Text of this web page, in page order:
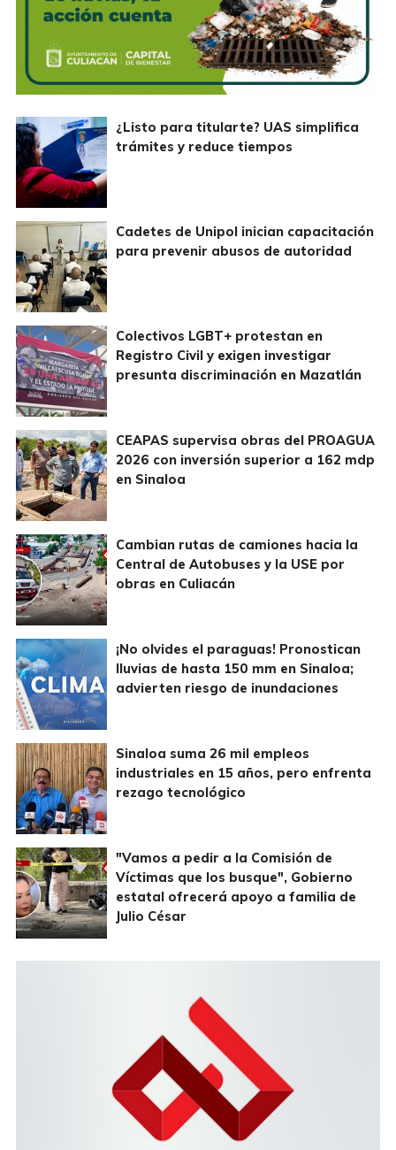
¿Listo para titularte? UAS simplifica
trámites y reduce tiempos
Cadetes de Unipol inician capacitación
para prevenir abusos de autoridad
Colectivos LGBT+ protestan en
Registro Civil y exigen investigar
presunta discriminación en Mazatlán
CEAPAS supervisa obras del PROAGUA
2026 con inversión superior a 162 mdp
en Sinaloa
Cambian rutas de camiones hacia la
Central de Autobuses y la USE por
obras en Culiacán
¡No olvides el paraguas! Pronostican
lluvias de hasta 150 mm en Sinaloa;
advierten riesgo de inundaciones
Sinaloa suma 26 mil empleos
industriales en 15 años, pero enfrenta
rezago tecnológico
"Vamos a pedir a la Comisión de
Víctimas que los busque", Gobierno
estatal ofrecerá apoyo a familia de
Julio César